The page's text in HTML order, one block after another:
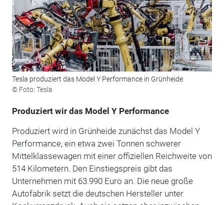
Tesla produziert das Model Y Performance in Grünheide.
© Foto: Tesla
Produziert wir das Model Y Performance
Produziert wird in Grünheide zunächst das Model Y
Performance, ein etwa zwei Tonnen schwerer
Mittelklassewagen mit einer offiziellen Reichweite von
514 Kilometern. Den Einstiegspreis gibt das
Unternehmen mit 63.990 Euro an. Die neue große
Autofabrik setzt die deutschen Hersteller unter